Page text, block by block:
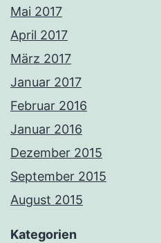
Mai 2017
April 2017
März 2017
Januar 2017
Februar 2016
Januar 2016
Dezember 2015
September 2015
August 2015
Kategorien